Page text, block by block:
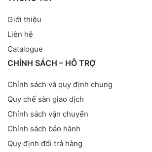
Giới thiệu
Liên hệ
Catalogue
CHÍNH SÁCH – HỖ TRỢ
Chính sách và quy định chung
Quy chế sàn giao dịch
Chính sách vận chuyển
Chính sách bảo hành
Quy định đổi trả hàng